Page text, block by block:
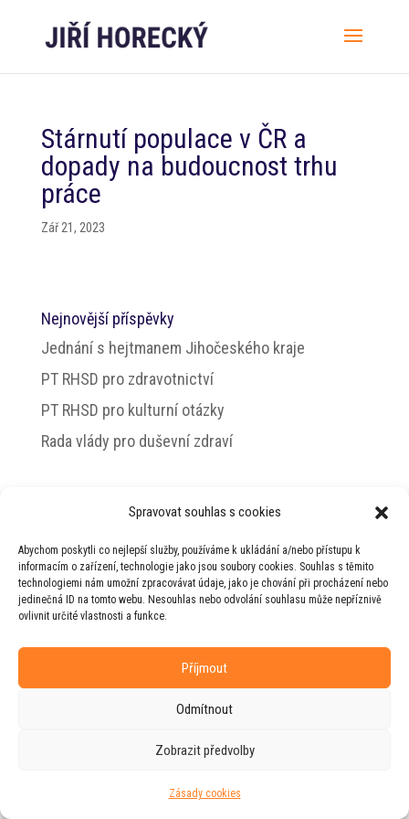
Spravovat souhlas s cookies
Abychom poskytli co nejlepší služby, používáme k ukládání a/nebo přístupu k
informacím o zařízení, technologie jako jsou soubory cookies. Souhlas s těmito
technologiemi nám umožní zpracovávat údaje, jako je chování při procházení nebo
jedinečná ID na tomto webu. Nesouhlas nebo odvolání souhlasu může nepříznivě
ovlivnit určité vlastnosti a funkce.
Příjmout
Odmítnout
Zobrazit předvolby
Zásady cookies
Stárnutí populace v ČR a
dopady na budoucnost trhu
práce
Zář 21, 2023
Nejnovější příspěvky
Jednání s hejtmanem Jihočeského kraje
PT RHSD pro zdravotnictví
PT RHSD pro kulturní otázky
Rada vlády pro duševní zdraví
Horeckého
Web vytvořila firmaRUDIve spolupráci s
agenturou